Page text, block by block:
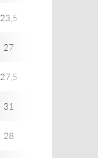
23,5
27
27,5
31
28